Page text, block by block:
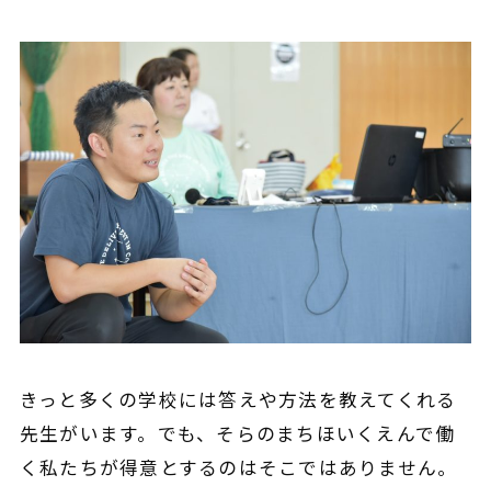
きっと 多くの学校には答えや方法を教えてくれる
先生がいます。でも、そらのまちほいくえんで働
く私たちが得意とするのはそこではありません。